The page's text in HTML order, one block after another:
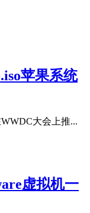
苹果系统
WWDC大会上推...
虚拟机一